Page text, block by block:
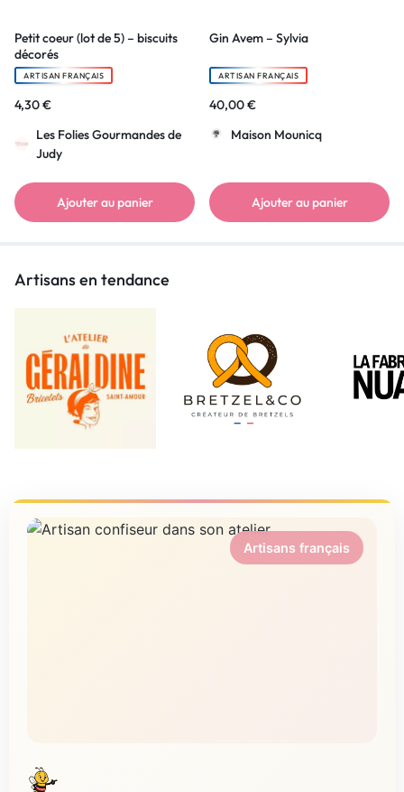
Petit coeur (lot de 5) – biscuits
décorés
ARTISAN FRANÇAIS
4,30€
Les Folies Gourmandes de
Judy
Ajouter au panier
Gin Avem – Sylvia
ARTISAN FRANÇAIS
40,00€
Maison Mounicq
Ajouter au panier
Artisans en tendance
Artisans français